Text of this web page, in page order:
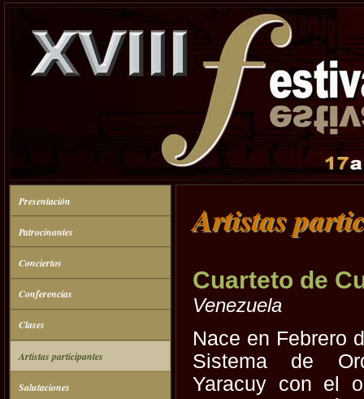
Presentación
Patrocinantes
Conciertos
Conferencias
Clases
Artistas participantes
Salutaciones
Artistas
Cuarteto de
Venezuela
Nace en Febrero
Sistema de
Yaracuy con el